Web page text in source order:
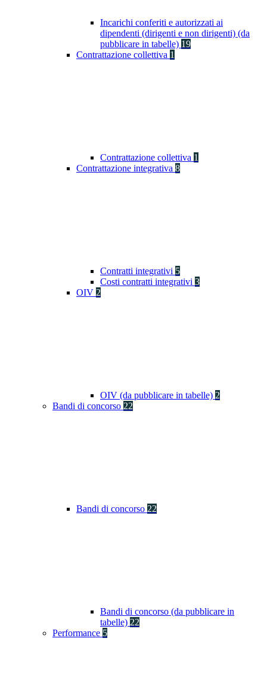
Incarichi conferiti e autorizzati ai
dipendenti (dirigenti e non dirigenti) (da
pubblicare in tabelle) 19
Contrattazione collettiva 1
Contrattazione collettiva 1
Contrattazione integrativa 8
Contratti integrativi 5
Costi contratti integrativi 3
OIV 2
OIV (da pubblicare in tabelle) 2
Bandi di concorso 22
Bandi di concorso 22
Bandi di concorso (da pubblicare in
tabelle) 22
Performance 5